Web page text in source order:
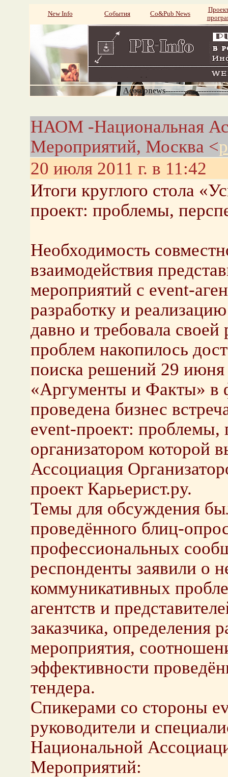
New Info События Со&Pub News
НАОМ -Национальная
Мероприятий, Москва <
20 июля 2011 г. в 11:42
Итоги круглого стола
проект: проблемы,
Необходимость
взаимодействия
мероприятий c event-
разработку и
давно и требовала
проблем накопилось
поиска решений 29 июня
«Аргументы и Факты» в
проведена бизнес
event-проект: проблемы,
организатором которой
Ассоциация
проект Карьерист.ру.
Темы для обсуждения
проведённого блиц-
профессиональных
респонденты заявили о
коммуникативных
агентств и
заказчика, определения
мероприятия,
эффективности
тендера.
Спикерами со стороны
руководители и
Национальной
Мероприятий: